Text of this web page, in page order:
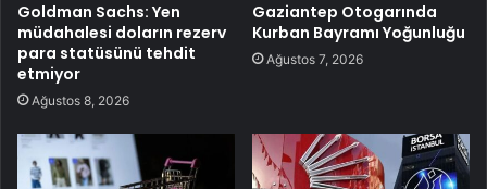
Goldman Sachs: Yen
müdahalesi doların rezerv
para statüsünü tehdit
etmiyor
Ağustos 8, 2026
Gaziantep Otogarında
Kurban Bayramı Yoğunluğu
Ağustos 7, 2026